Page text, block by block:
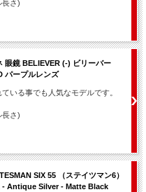
長さ)
眼鏡 BELIEVER (-) ビリーバー
パープルレンズ
いる事でも人気なモデルです。
長さ)
SIX 55 （ステイツマン6）
- Antique Silver - Matte Black